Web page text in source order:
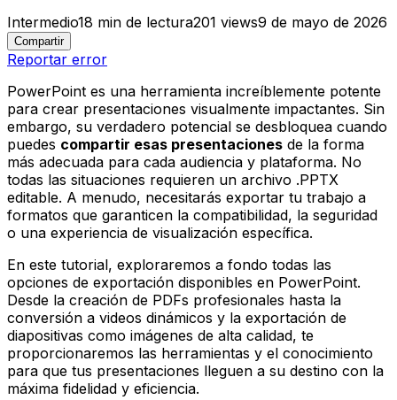
Intermedio18 min de lectura201 views9 de mayo de 2026
Compartir
Reportar error
PowerPoint es una herramienta increíblemente potente
para crear presentaciones visualmente impactantes. Sin
embargo, su verdadero potencial se desbloquea cuando
puedes compartir esas presentaciones de la forma
más adecuada para cada audiencia y plataforma. No
todas las situaciones requieren un archivo .PPTX
editable. A menudo, necesitarás exportar tu trabajo a
formatos que garanticen la compatibilidad, la seguridad
o una experiencia de visualización específica.
En este tutorial, exploraremos a fondo todas las
opciones de exportación disponibles en PowerPoint.
Desde la creación de PDFs profesionales hasta la
conversión a videos dinámicos y la exportación de
diapositivas como imágenes de alta calidad, te
proporcionaremos las herramientas y el conocimiento
para que tus presentaciones lleguen a su destino con la
máxima fidelidad y eficiencia.